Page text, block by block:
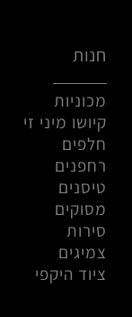
חנות
מכוניות
קיושו מיני זי
חלפים
רחפנים
טיסנים
מסוקים
סירות
צמיגים
ציוד היקפי